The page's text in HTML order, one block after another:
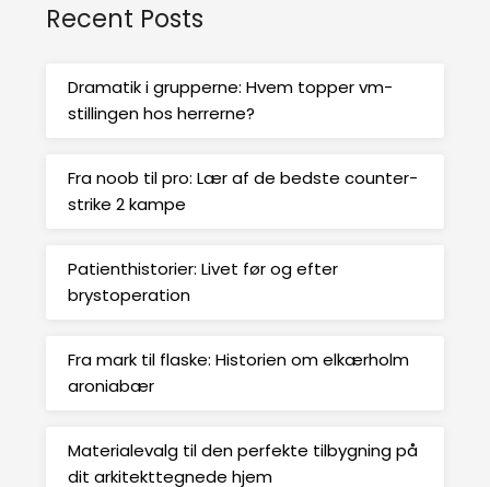
Recent Posts
Dramatik i grupperne: Hvem topper vm-
stillingen hos herrerne?
Fra noob til pro: Lær af de bedste counter-
strike 2 kampe
Patienthistorier: Livet før og efter
brystoperation
Fra mark til flaske: Historien om elkærholm
aroniabær
Materialevalg til den perfekte tilbygning på
dit arkitekttegnede hjem